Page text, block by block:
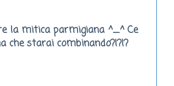
la mitica parmigiana ^_^ Ce
che starai combinando?!?!?